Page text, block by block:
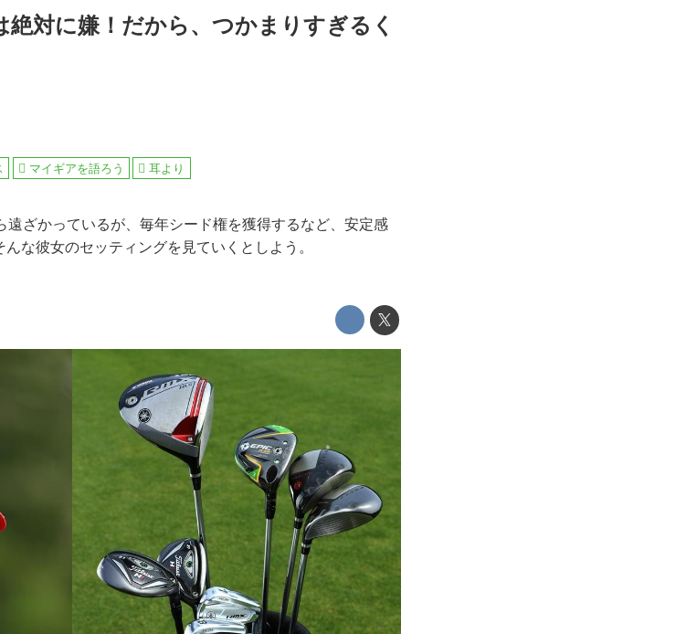
絶対に嫌！だから、つかまりすぎるく
マイギアを語ろう 耳より
ざかっているが、毎年シード権を獲得するなど、安定感
な彼女のセッティングを見ていくとしよう。